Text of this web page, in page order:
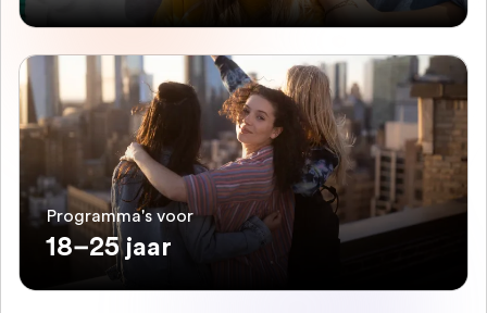
Programma's voor
18–25 jaar